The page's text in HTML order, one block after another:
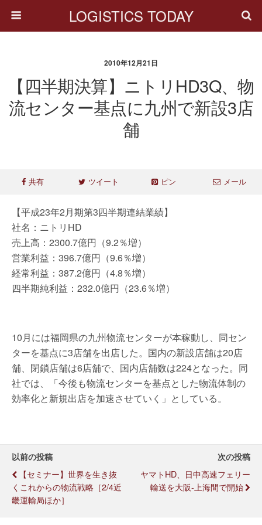
LOGISTICS TODAY
2010年12月21日
【四半期決算】ニトリHD3Q、物
流センター基点に九州で新設3店
舗
共有 ツイート ピン メール
【平成23年2月期第3四半期連結業績】
社名：ニトリHD
売上高：2300.7億円（9.2％増）
営業利益：396.7億円（9.6％増）
経常利益：387.2億円（4.8％増）
四半期純利益：232.0億円（23.6％増）
10月には福岡県の九州物流センターが本稼動し、同セン
ターを基点に3店舗を出店した。国内の新設店舗は20店
舗、閉鎖店舗は6店舗で、国内店舗数は224となった。同
社では、「今後も物流センターを基点とした物流体制の
効率化と新規出店を加速させていく」としている。
以前の投稿
【セミナー】世界を生き抜
くこれからの物流戦略［2/4近
畿運輸局ほか］
次の投稿
ヤマトHD、日中高速フェリー
輸送を大阪-上海間で開始